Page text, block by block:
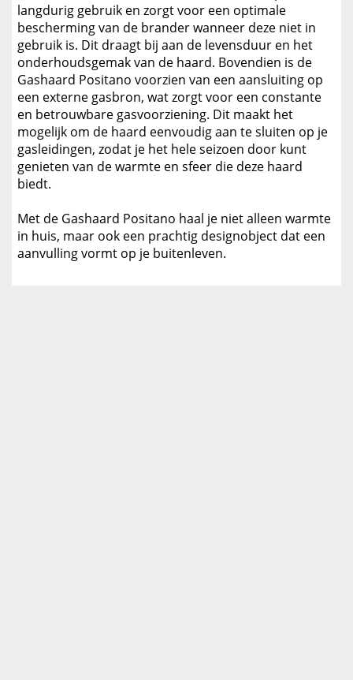
langdurig gebruik en zorgt voor een optimale
bescherming van de brander wanneer deze niet in
gebruik is. Dit draagt bij aan de levensduur en het
onderhoudsgemak van de haard. Bovendien is de
Gashaard Positano voorzien van een aansluiting op
een externe gasbron, wat zorgt voor een constante
en betrouwbare gasvoorziening. Dit maakt het
mogelijk om de haard eenvoudig aan te sluiten op je
gasleidingen, zodat je het hele seizoen door kunt
genieten van de warmte en sfeer die deze haard
biedt.
Met de Gashaard Positano haal je niet alleen warmte
in huis, maar ook een prachtig designobject dat een
aanvulling vormt op je buitenleven.